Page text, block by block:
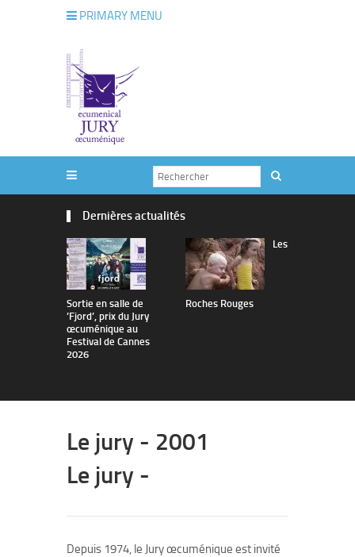
PRIMARY MENU
Dernières actualités
Sortie en salle de
’Fjord’, prix du Jury
œcuménique au
Festival de Cannes
2026
Les
Roches Rouges
Le jury - 2001
Le jury -
Depuis 1974, le Jury œcuménique est invité